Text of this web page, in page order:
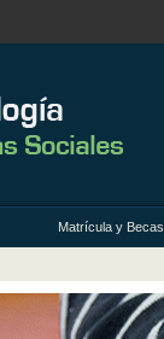
Matrícula y Becas